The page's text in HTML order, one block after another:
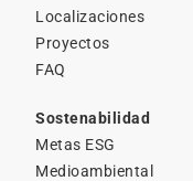
Localizaciones
Proyectos
FAQ
Sostenabilidad
Metas ESG
Medioambiental